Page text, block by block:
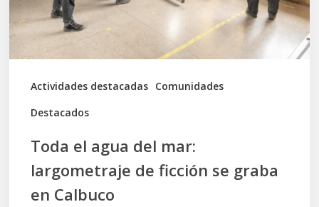
Actividades destacadas Comunidades
Destacados
de
ficción
se
graba
Toda el agua del mar:
largometraje de ficción se graba
en Calbuco